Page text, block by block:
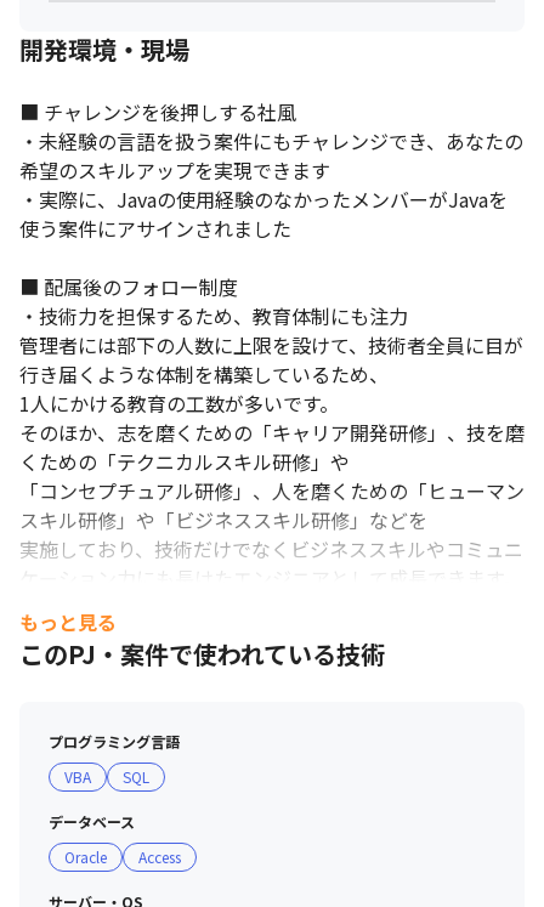
開発環境・現場
■ チャレンジを後押しする社風
・未経験の言語を扱う案件にもチャレンジでき、あなたの
希望のスキルアップを実現できます
・実際に、Javaの使用経験のなかったメンバーがJavaを
使う案件にアサインされました
■ 配属後のフォロー制度
・技術力を担保するため、教育体制にも注力
管理者には部下の人数に上限を設けて、技術者全員に目が
行き届くような体制を構築しているため、
1人にかける教育の工数が多いです。
そのほか、志を磨くための「キャリア開発研修」、技を磨
くための「テクニカルスキル研修」や
「コンセプチュアル研修」、人を磨くための「ヒューマン
スキル研修」や「ビジネススキル研修」などを
実施しており、技術だけでなくビジネススキルやコミュニ
ケーション力にも長けたエンジニアとして成長できます。
・配属後も定期的な営業からのサポートがあります
案件に配属された後は、当社の営業が取引先企業へ定期的
見提示や状況のヒアリングなどを積極的に行っています。
・資格取得でキャリアチェンジも、キャリアアップも応援
します
働きながら資格が取得できるよう、資格取得の受講料をサ
ポート。
もっと見る
このPJ・案件で使われている技術
プログラミング言語
VBA
SQL
データベース
Oracle
Access
サーバー・OS